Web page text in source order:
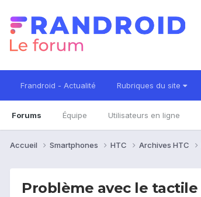
Frandroid - Actualité Rubriques du site
Forums Équipe Utilisateurs en ligne
Accueil Smartphones HTC Archives HTC
Problème avec le tactile